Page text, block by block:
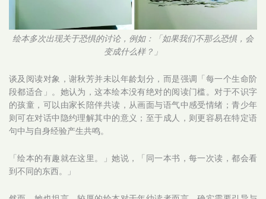
绘本多次出现关于恐惧的讨论，例如：「如果我们不那么恐惧，会
变成什么样？」
谈及阅读对象，谢秋芳并未以年龄划分，而是强调「每一个生命阶
段都适合」。她认为，这本绘本没有绝对的阅读门槛。对于不识字
的孩童，可以由家长陪伴共读，从画面与语气中感受情绪；青少年
则可在对话中隐约理解其中的意义；至于成人，则更容易在特定语
句中与自身经验产生共鸣。
「绘本的有趣就在这里。」她说，「同一本书，每一次读，都会看
到不同的东西。」